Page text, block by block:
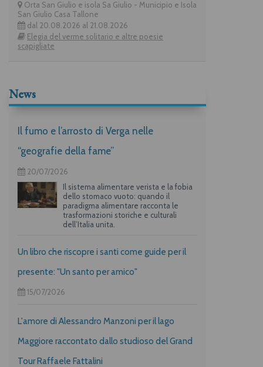
Orta San Giulio e isola Sa Giulio - Municipio e Isola
San Giulio Casa Tallone
dal 20.08.2026 al 21.08.2026
Elegia del verme solitario e altre poesie
scapigliate
News
Il fumo e l’arrosto di Verga nelle
“geografie della fame”
20/07/2026
Il sistema alimentare verista e la fobia
dello stomaco vuoto: quando il
paradigma alimentare racconta le
trasformazioni storiche e culturali
dell’Italia unita.
Un libro che riscopre i santi come guide per il
presente: "Un santo per amico"
15/07/2026
L'amore di Alessandro Manzoni per il lago
Maggiore raccontato dallo studioso del Grand
Tour Raffaele Fattalini